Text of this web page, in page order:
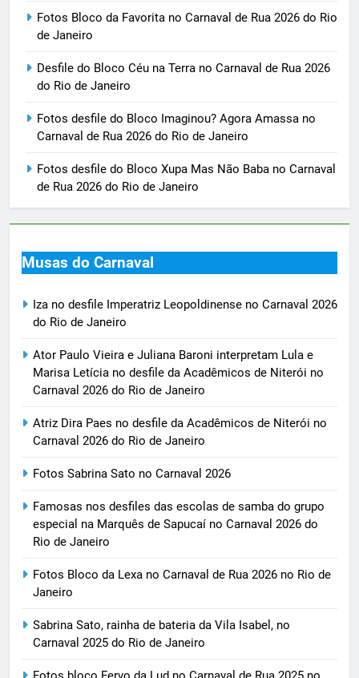
Fotos Bloco da Favorita no Carnaval de Rua 2026 do Rio
de Janeiro
Desfile do Bloco Céu na Terra no Carnaval de Rua 2026
do Rio de Janeiro
Fotos desfile do Bloco Imaginou? Agora Amassa no
Carnaval de Rua 2026 do Rio de Janeiro
Fotos desfile do Bloco Xupa Mas Não Baba no Carnaval
de Rua 2026 do Rio de Janeiro
Musas do Carnaval
Iza no desfile Imperatriz Leopoldinense no Carnaval 2026
do Rio de Janeiro
Ator Paulo Vieira e Juliana Baroni interpretam Lula e
Marisa Letícia no desfile da Acadêmicos de Niterói no
Carnaval 2026 do Rio de Janeiro
Atriz Dira Paes no desfile da Acadêmicos de Niterói no
Carnaval 2026 do Rio de Janeiro
Fotos Sabrina Sato no Carnaval 2026
Famosas nos desfiles das escolas de samba do grupo
especial na Marquês de Sapucaí no Carnaval 2026 do
Rio de Janeiro
Fotos Bloco da Lexa no Carnaval de Rua 2026 no Rio de
Janeiro
Sabrina Sato, rainha de bateria da Vila Isabel, no
Carnaval 2025 do Rio de Janeiro